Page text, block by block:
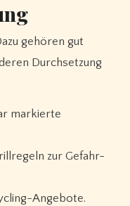
gehören gut
Durchsetzung
markierte
zur Gefahr-
Angebote.